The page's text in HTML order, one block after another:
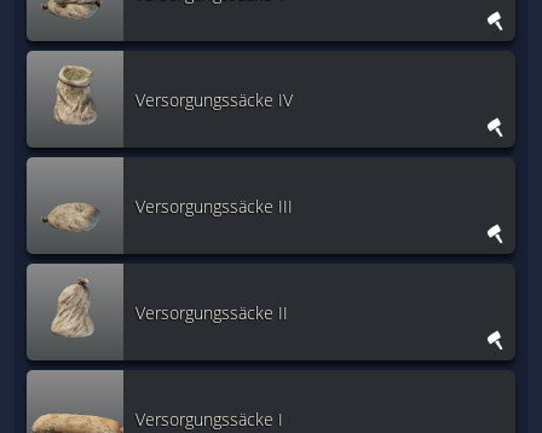
Versorgungssäcke IV
Versorgungssäcke III
Versorgungssäcke II
Versorgungssäcke I